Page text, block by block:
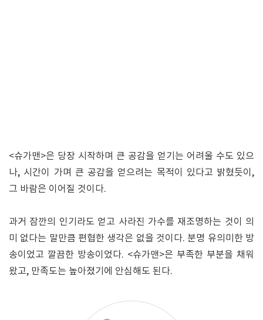
<슈가맨>은 당장 시작하며 큰 공감을 얻기는 어려울 수도 있으
나, 시간이 가며 큰 공감을 얻으려는 목적이 있다고 밝혔듯이,
그 바람은 이어질 것이다.
과거 잠깐의 인기라도 얻고 사라진 가수를 재조명하는 것이 의
미 없다는 말만큼 편협한 생각은 없을 것이다. 분명 유의미한 방
송이었고 깔끔한 방송이었다. <슈가맨>은 부족한 부분을 채워
왔고, 만족도는 높아졌기에 안심해도 된다.